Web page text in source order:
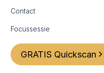
Contact
Focussessie
GRATIS Quickscan